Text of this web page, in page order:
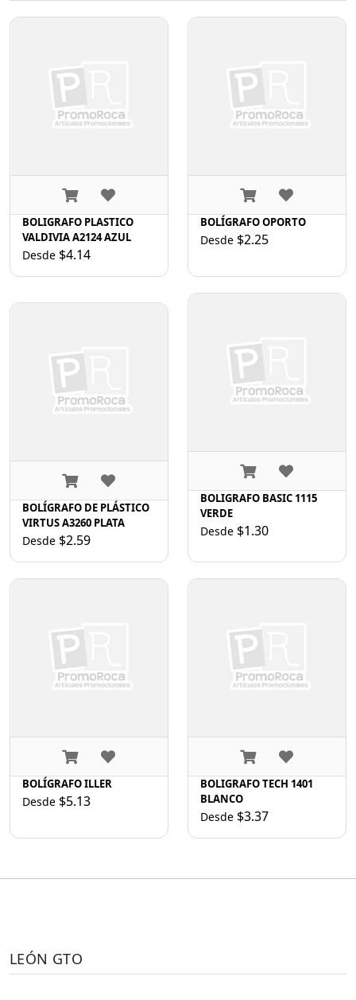
BOLIGRAFO PLASTICO
VALDIVIA A2124 AZUL
Desde $4.14
BOLÍGRAFO OPORTO
Desde $2.25
BOLÍGRAFO DE PLÁSTICO
VIRTUS A3260 PLATA
Desde $2.59
BOLIGRAFO BASIC 1115
VERDE
Desde $1.30
BOLÍGRAFO ILLER
Desde $5.13
BOLIGRAFO TECH 1401
BLANCO
Desde $3.37
LEÓN GTO